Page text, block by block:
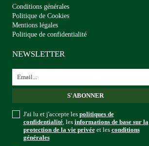
Conditions générales
Politique de Cookies
Mentions légales
Politique de confidentialité
NEWSLETTER
J'ai lu et j'accepte les politiques de
confidentialité, les informations de base sur la
protection de la vie privéeet les conditions
générales